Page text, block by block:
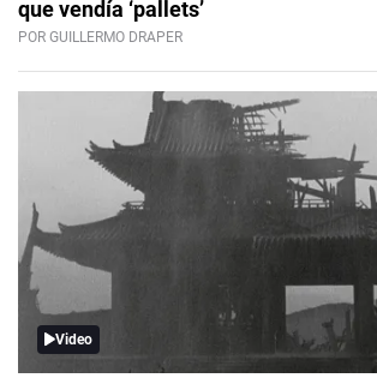
que vendía ‘pallets’
POR GUILLERMO DRAPER
Video